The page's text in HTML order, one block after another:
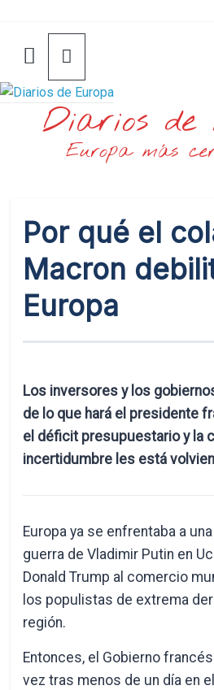
contenido
Diarios de
Europa más
Por qué el
Macron
Europa
Los inversores y los
de lo que hará el presidente
el déficit presupuestario y la
incertidumbre les está
Europa ya se enfrentaba a
guerra de Vladimir Putin en
Donald Trump al comercio
los populistas de extrema
región.
Entonces, el Gobierno
vez tras menos de un día en